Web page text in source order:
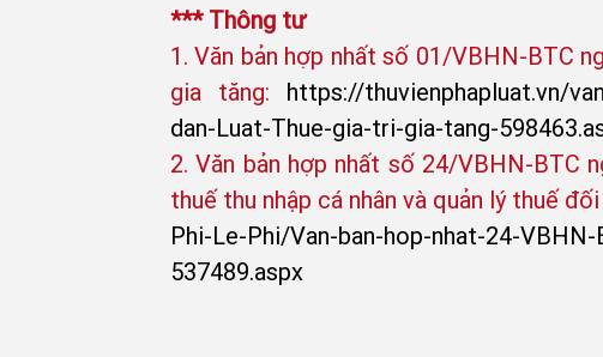
*** Thông tư
1. Văn bản hợp nhất số 01/VBHN-BTC
gia tăng: https://thuvienphapluat.vn/
dan-Luat-Thue-gia-tri-gia-tang-
2. Văn bản hợp nhất số 24/VBHN-BTC
thuế thu nhập cá nhân và quản lý thuế
Phi-Le-Phi/Van-ban-hop-nhat-24-
537489.aspx